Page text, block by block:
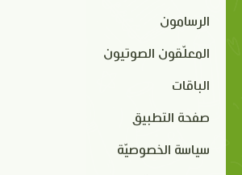
الرسامون
المعلّقون الصوتيون
الباقات
صفحة التطبيق
سياسة الخصوصيّة